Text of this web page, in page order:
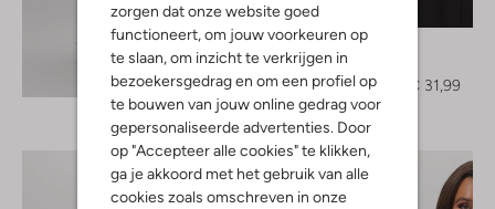
zorgen dat onze website goed
functioneert, om jouw voorkeuren op
te slaan, om inzicht te verkrijgen in
bezoekersgedrag en om een profiel op
te bouwen van jouw online gedrag voor
gepersonaliseerde advertenties. Door
op "Accepteer alle cookies" te klikken,
ga je akkoord met het gebruik van alle
cookies zoals omschreven in onze
Ontdek de look
Moves
€ 79,95
€ 31,99